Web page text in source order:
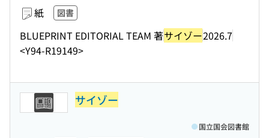
紙 図書
BLUEPRINT EDITORIAL TEAM 著サイゾー2026.7
<Y94-R19149>
サイゾー
国立国会図書館